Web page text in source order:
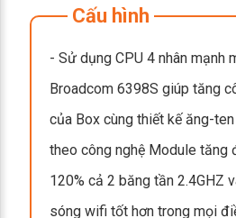
Cấu hình
- Sử dụng CPU 4 nhân mạnh
Broadcom 6398S giúp tăng
của Box cùng thiết kế ăng-
theo công nghệ Module tăng
120% cả 2 băng tần 2.4GHZ
sóng wifi tốt hơn trong mọi